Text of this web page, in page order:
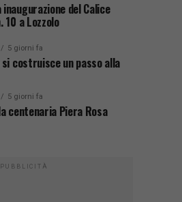
inaugurazione del Calice
10 a Lozzolo
5 giorni fa
costruisce un passo alla
5 giorni fa
centenaria Piera Rosa
PUBBLICITÀ